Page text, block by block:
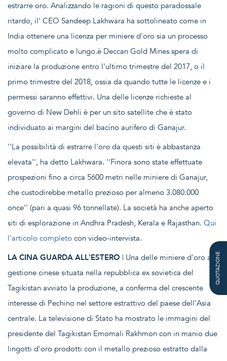
estrarre oro. Analizzando le ragioni di questo paradossale
ritardo, il' CEO Sandeep Lakhwara ha sottolineato come in
India ottenere una licenza per miniere d'oro sia un processo
molto complicato e lungo.è Deccan Gold Mines spera di
iniziare la produzione entro l'ultimo trimestre del 2017, o il
primo trimestre del 2018, ossia da quando tutte le licenze e i
permessi saranno effettivi. Una delle licenze richieste al
governo di New Dehli è per un sito satellite che è stato
individuato ai margini del bacino aurifero di Ganajur.
''La possibilità di estrarre l'oro da questi siti è abbastanza
elevata'', ha detto Lakhwara. ''Finora sono state effettuate
prospezioni fino a circa 5600 metri nelle miniere di Ganajur,
che custodirebbe metallo prezioso per almeno 3.080.000
once'' (pari a quasi 96 tonnellate). La società ha anche aperto
siti di esplorazione in Andhra Pradesh, Kerala e Rajasthan. Qui
l'articolo completo con video-intervista.
LA CINA GUARDA ALL'ESTERO | Una delle miniere d'oro a
gestione cinese situata nella repubblica ex sovietica del
Tagikistan avviato la produzione, a conferma del crescente
interesse di Pechino nel settore estrattivo del paese dell'Asia
centrale. La televisione di Stato ha mostrato le immagini del
presidente del Tagikistan Emomali Rakhmon con in manio due
lingotti d'oro prodotti con il metallo prezioso estratto dalla
QUOTAZIONE